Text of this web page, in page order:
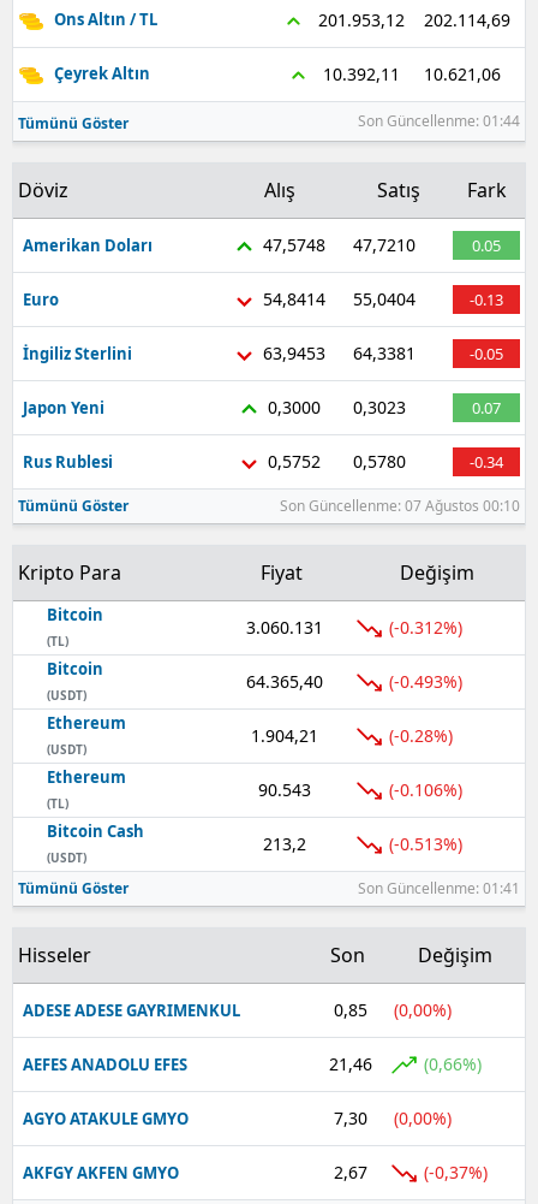
Siirt
Sinop
Sivas
Tekirdağ
Tunceli
Şanlıurfa
Uşak
Yozgat
Zonguldak
Aksaray
Bayburt
Karaman
Batman
Bartın
Ardahan
Iğdır
Yalova
Karabük
Ons Altın / TL 201.953,12 202.114,69
Çeyrek Altın 10.392,11 10.621,06
Tümünü Göster Son Güncellenme: 01:44
Döviz Alış Satış Fark
Amerikan Doları 47,5748 47,7210 0.05
Euro 54,8414 55,0404 -0.13
İngiliz Sterlini 63,9453 64,3381 -0.05
Japon Yeni 0,3000 0,3023 0.07
Rus Rublesi 0,5752 0,5780 -0.34
Tümünü Göster Son Güncellenme: 07 Ağustos 00:10
Kripto Para Fiyat Değişim
Bitcoin
(TL)
3.060.131 (-0.312%)
Bitcoin
(USDT)
64.365,40 (-0.493%)
Ethereum
(USDT)
1.904,21 (-0.28%)
Ethereum
(TL)
90.543 (-0.106%)
Bitcoin Cash
(USDT)
213,2 (-0.513%)
Tümünü Göster Son Güncellenme: 01:41
Hisseler Son Değişim
ADESE ADESE GAYRIMENKUL 0,85 (0,00%)
AEFES ANADOLU EFES 21,46 (0,66%)
AGYO ATAKULE GMYO 7,30 (0,00%)
AKFGY AKFEN GMYO 2,67 (-0,37%)